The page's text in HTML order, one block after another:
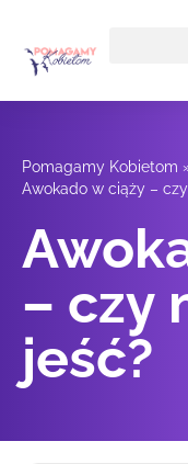
Pomagamy Kobietom
Awokado w ciąży –
– czy
jeść?